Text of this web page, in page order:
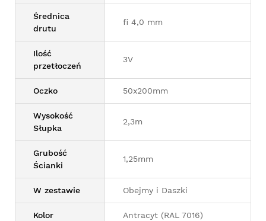
Średnica
drutu
fi 4,0 mm
Ilość
przetłoczeń
3V
Oczko 50x200mm
Wysokość
Słupka
2,3m
Grubość
Ścianki
1,25mm
W zestawie Obejmy i Daszki
Kolor Antracyt (RAL 7016)